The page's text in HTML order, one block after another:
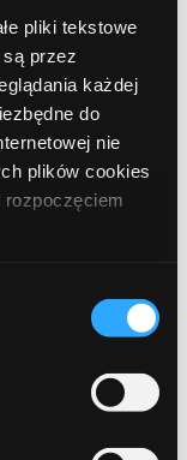
pliki tekstowe
przez
każdej
do
nie
plików cookies
Więcej:
Polityka
czy
14 dni od
musi
o odstąpieniu.
tego
że prawo
z jego
za